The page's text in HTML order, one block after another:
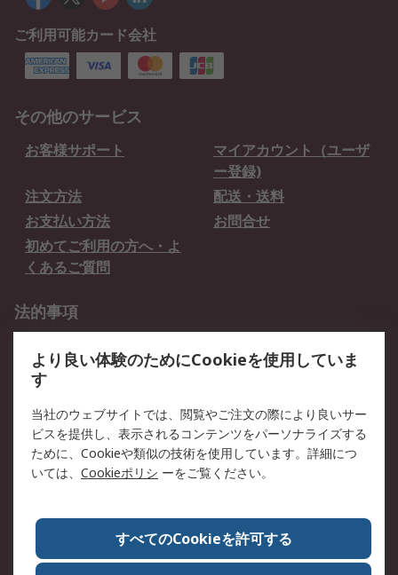
ご利用可能カード会社
その他のサービス
お客様サポート
マイアカウント（ユーザ
ー登録)
注文方法
配送・送料
お支払い方法
お問合せ
初めてご利用の方へ・よ
くあるご質問
法的事項
クッキーポリシー
RSについて
会社概要
採用情報
プレスリリース＆お知ら
コーポレートサイト
全世界のRS
RSの歴史
ESGへの取り組み（英語）
認証について
より良い体験のためにCookieを使用していま
す
当社のウェブサイトでは、閲覧やご注文の際により良いサー
ビスを提供し、表示されるコンテンツをパーソナライズする
ために、Cookieや類似の技術を使用しています。詳細につ
いては、 Cookieポリシ ーをご覧ください。
すべてのCookieを許可する